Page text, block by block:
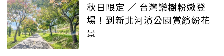
秋日限定 ∕ 台灣欒樹粉嫩登
場！到新北河濱公園賞繽紛花
景